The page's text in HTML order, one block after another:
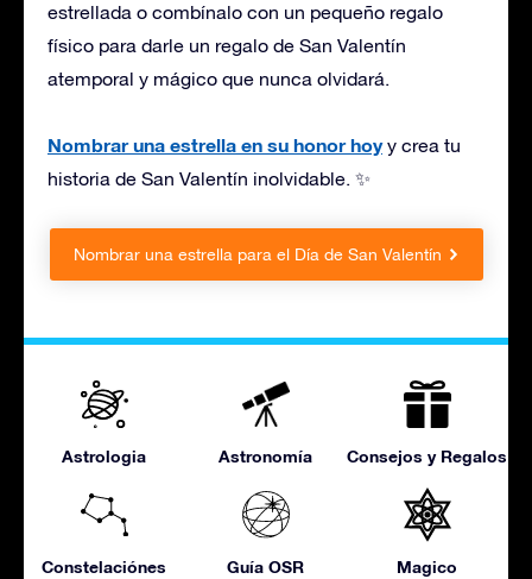
estrellada o combínalo con un pequeño regalo
físico para darle un regalo de San Valentín
atemporal y mágico que nunca olvidará.
Nombrar una estrella en su honor hoyy crea tu
historia de San Valentín inolvidable. ✨
Nombrar una estrella para el Día de San Valentín
Astrologia Astronomía Consejos y Regalos
Constelaciónes Guía OSR Magico